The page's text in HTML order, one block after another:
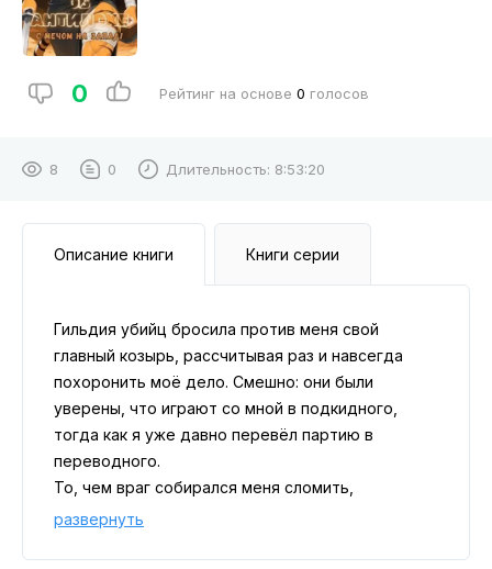
0 Рейтинг на основе 0 голосов
8 0 Длительность: 8:53:20
Описание книги Книги серии
Гильдия убийц бросила против меня свой
главный козырь, рассчитывая раз и навсегда
похоронить моё дело. Смешно: они были
уверены, что играют со мной в подкидного,
тогда как я уже давно перевёл партию в
переводного.
То, чем враг собирался меня сломить,
оборачивается моим оружием. У нашей команды
развернуть